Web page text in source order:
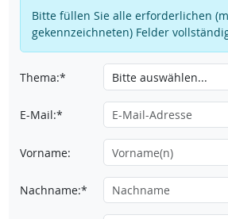
Bitte füllen Sie alle erforderlichen
gekennzeichneten) Felder
Thema:*
E-Mail:*
Vorname:
Nachname:*